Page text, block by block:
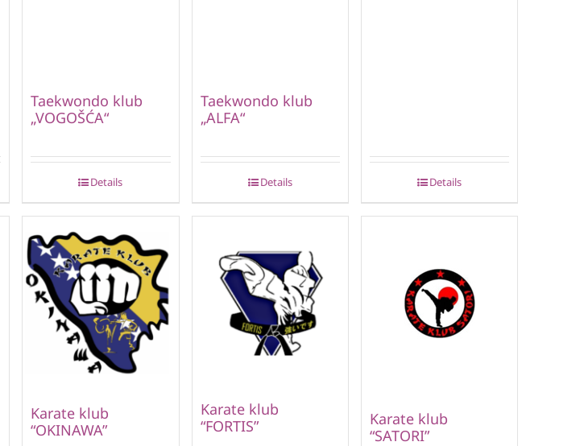
Taekwondo klub
„VOGOŠĆA“
Details
Taekwondo klub
„ALFA“
Details Details
Karate klub
“OKINAWA”
Karate klub
“FORTIS”
Karate klub
“SATORI”